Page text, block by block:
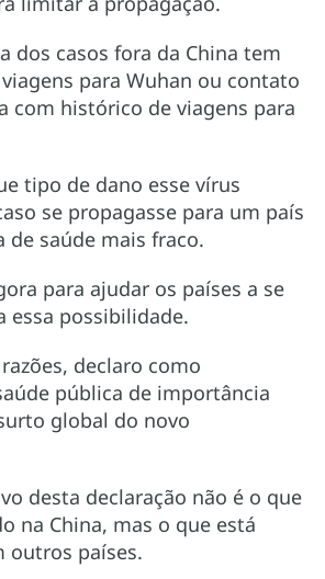
dos casos fora da China tem
para Wuhan ou contato
com histórico de viagens para
tipo de dano esse vírus
se propagasse para um país
de saúde mais fraco.
para ajudar os países a se
essa possibilidade.
declaro como
pública de importância
global do novo
desta declaração não é o que
na China, mas o que está
outros países.